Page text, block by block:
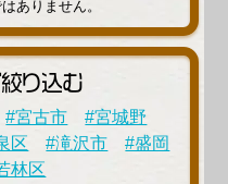
ありません。
り込む
#宮古市
#宮城野
区 #滝沢市
#盛岡
林区